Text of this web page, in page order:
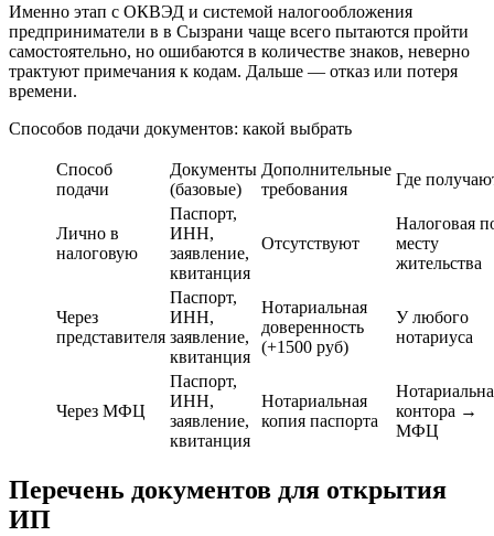
Именно этап с ОКВЭД и системой налогообложения
предприниматели в в Сызрани чаще всего пытаются пройти
самостоятельно, но ошибаются в количестве знаков, неверно
трактуют примечания к кодам. Дальше — отказ или потеря
времени.
Способов подачи документов: какой выбрать
Способ
подачи
Документы
(базовые)
Дополнительные
требования
Где
Лично в
налоговую
Паспорт,
ИНН,
заявление,
квитанция
Отсутствуют
Налоговая
месту
жительства
Через
представителя
Паспорт,
ИНН,
заявление,
квитанция
Нотариальная
доверенность
(+1500 руб)
У любого
нотариуса
Через МФЦ
Паспорт,
ИНН,
заявление,
квитанция
Нотариальная
копия паспорта
контора →
МФЦ
Перечень документов для открытия
ИП